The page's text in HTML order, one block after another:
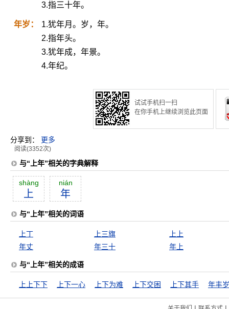
3.指三十年。
年岁：
1.犹年月。岁，年。
2.指年头。
3.犹年成，年景。
4.年纪。
试试手机扫一扫
在你手机上继续浏览此页面
分享到： 更多
阅读(3352次)
与“上年”相关的字典解释
shàng
上
nián
年
与“上年”相关的词语
上丁 上三旗
上上
年丈
年三十 年上
与“上年”相关的成语
上上下下 上下一心 上下为难 上下交困 上下其手 年丰